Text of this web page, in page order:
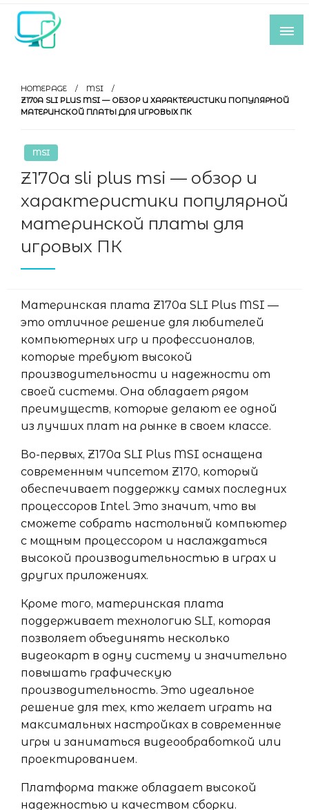
Skip
content
индустрии
HOMEPAGE
MSI
Z170A SLI PLUS MSI — ОБЗОР И ХАРАКТЕРИСТИКИ ПОПУЛЯРНОЙ
МАТЕРИНСКОЙ ПЛАТЫ ДЛЯ ИГРОВЫХ ПК
MSI
Z170a sli plus msi — обзор и
характеристики популярной
материнской платы для
игровых ПК
Материнская плата Z170a SLI Plus MSI —
это отличное решение для любителей
компьютерных игр и профессионалов,
которые требуют высокой
производительности и надежности от
своей системы. Она обладает рядом
преимуществ, которые делают ее одной
из лучших плат на рынке в своем классе.
Во-первых, Z170a SLI Plus MSI оснащена
современным чипсетом Z170, который
обеспечивает поддержку самых последних
процессоров Intel. Это значит, что вы
сможете собрать настольный компьютер
с мощным процессором и наслаждаться
высокой производительностью в играх и
других приложениях.
Кроме того, материнская плата
поддерживает технологию SLI, которая
позволяет объединять несколько
видеокарт в одну систему и значительно
повышать графическую
производительность. Это идеальное
решение для тех, кто желает играть на
максимальных настройках в современные
игры и заниматься видеообработкой или
проектированием.
Платформа также обладает высокой
надежностью и качеством сборки.